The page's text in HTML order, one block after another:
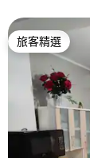
旅客精選
旅客精選